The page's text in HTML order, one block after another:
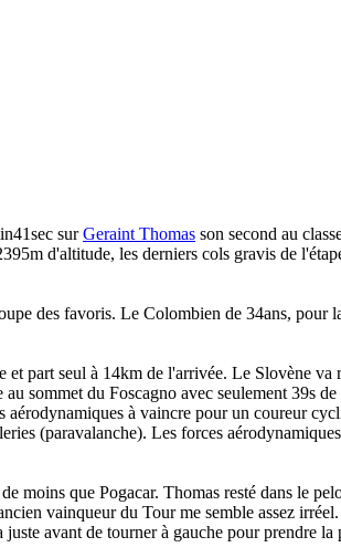
surGeraint Thomas son second au
d'altitude, les derniers cols gravis de
des favoris. Le Colombien de 34ans, pour
part seul à 14km de l'arrivée. Le Slovène va
sommet du Foscagno avec seulement 39s
aérodynamiques à vaincre pour un coureur
(paravalanche). Les forces
moins que Pogacar. Thomas resté dans le
vainqueur du Tour me semble assez
avant de tourner à gauche pour prendre